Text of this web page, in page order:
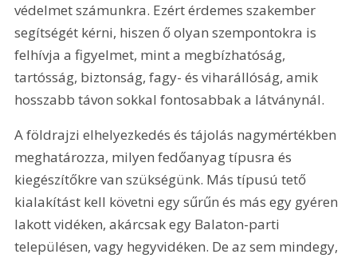
védelmet számunkra. Ezért érdemes szakember
segítségét kérni, hiszen ő olyan szempontokra is
felhívja a figyelmet, mint a megbízhatóság,
tartósság, biztonság, fagy- és viharállóság, amik
hosszabb távon sokkal fontosabbak a látványnál.
A földrajzi elhelyezkedés és tájolás nagymértékben
meghatározza, milyen fedőanyag típusra és
kiegészítőkre van szükségünk. Más típusú tető
kialakítást kell követni egy sűrűn és más egy gyéren
lakott vidéken, akárcsak egy Balaton-parti
településen, vagy hegyvidéken. De az sem mindegy,